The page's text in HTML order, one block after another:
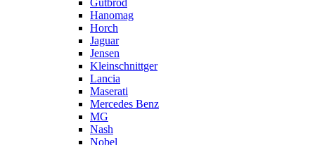
Gutbrod
Hanomag
Horch
Jaguar
Jensen
Kleinschnittger
Lancia
Maserati
Mercedes Benz
MG
Nash
Nobel